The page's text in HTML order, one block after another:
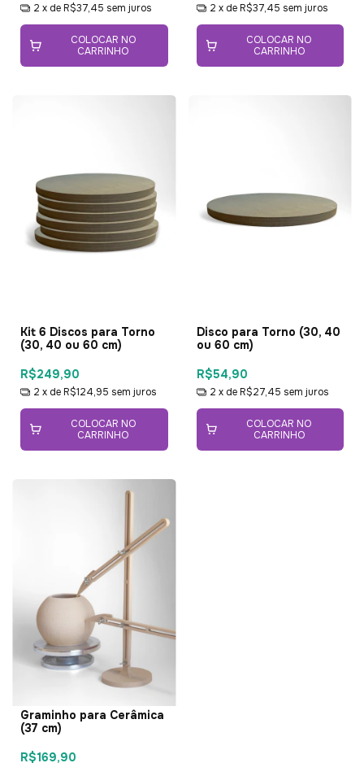
2 x de R$37,45 sem juros
COLOCAR NO
CARRINHO
2 x de R$37,45 sem juros
COLOCAR NO
CARRINHO
Kit 6 Discos para Torno
(30, 40 ou 60 cm)
R$249,90
2 x de R$124,95 sem juros
COLOCAR NO
CARRINHO
Disco para Torno (30, 40
ou 60 cm)
R$54,90
2 x de R$27,45 sem juros
COLOCAR NO
CARRINHO
Graminho para Cerâmica
(37 cm)
R$169,90